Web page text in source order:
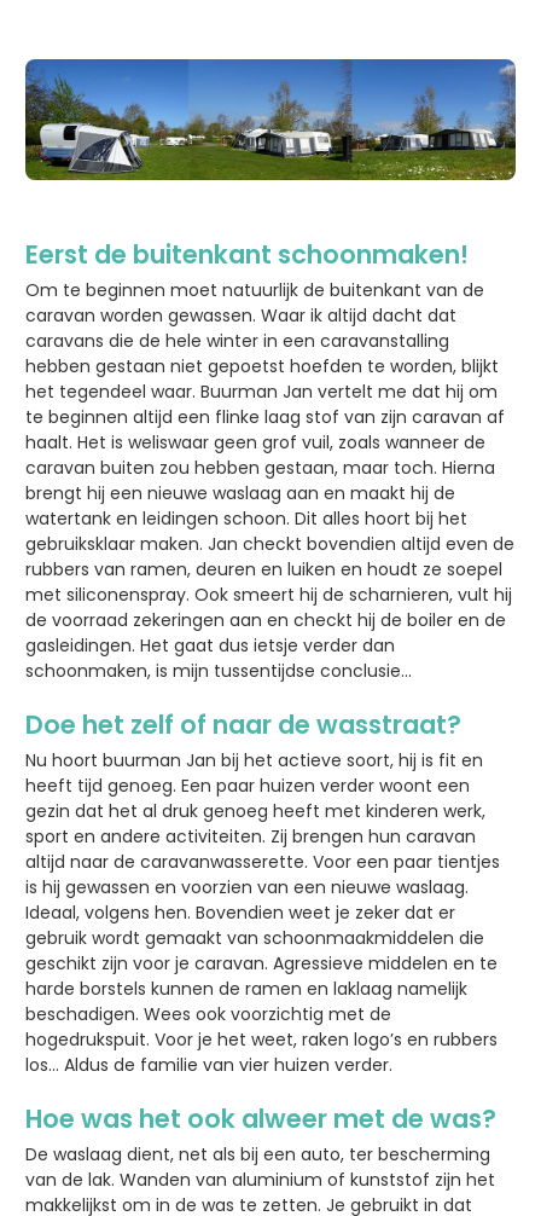
Eerst de buitenkant schoonmaken!
Om te beginnen moet natuurlijk de buitenkant van de
caravan worden gewassen. Waar ik altijd dacht dat
caravans die de hele winter in een caravanstalling
hebben gestaan niet gepoetst hoefden te worden, blijkt
het tegendeel waar. Buurman Jan vertelt me dat hij om
te beginnen altijd een flinke laag stof van zijn caravan af
haalt. Het is weliswaar geen grof vuil, zoals wanneer de
caravan buiten zou hebben gestaan, maar toch. Hierna
brengt hij een nieuwe waslaag aan en maakt hij de
watertank en leidingen schoon. Dit alles hoort bij het
gebruiksklaar maken. Jan checkt bovendien altijd even de
rubbers van ramen, deuren en luiken en houdt ze soepel
met siliconenspray. Ook smeert hij de scharnieren, vult hij
de voorraad zekeringen aan en checkt hij de boiler en de
gasleidingen. Het gaat dus ietsje verder dan
schoonmaken, is mijn tussentijdse conclusie…
Doe het zelf of naar de wasstraat?
Nu hoort buurman Jan bij het actieve soort, hij is fit en
heeft tijd genoeg. Een paar huizen verder woont een
gezin dat het al druk genoeg heeft met kinderen werk,
sport en andere activiteiten. Zij brengen hun caravan
altijd naar de caravanwasserette. Voor een paar tientjes
is hij gewassen en voorzien van een nieuwe waslaag.
Ideaal, volgens hen. Bovendien weet je zeker dat er
gebruik wordt gemaakt van schoonmaakmiddelen die
geschikt zijn voor je caravan. Agressieve middelen en te
harde borstels kunnen de ramen en laklaag namelijk
beschadigen. Wees ook voorzichtig met de
hogedrukspuit. Voor je het weet, raken logo’s en rubbers
los… Aldus de familie van vier huizen verder.
Hoe was het ook alweer met de was?
De waslaag dient, net als bij een auto, ter bescherming
van de lak. Wanden van aluminium of kunststof zijn het
makkelijkst om in de was te zetten. Je gebruikt in dat